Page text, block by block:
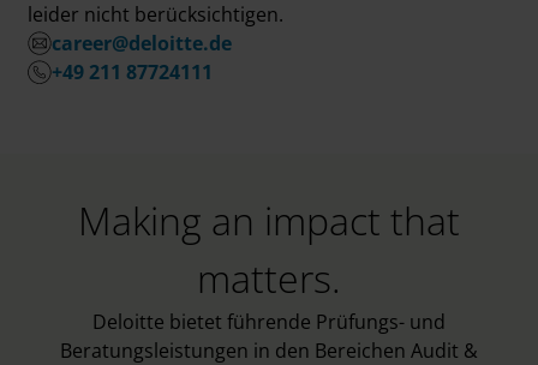
leider nicht berücksichtigen.
career@deloitte.de
+49 211 87724111
Making an impact that
matters.
Deloitte bietet führende Prüfungs- und
Beratungsleistungen in den Bereichen Audit &